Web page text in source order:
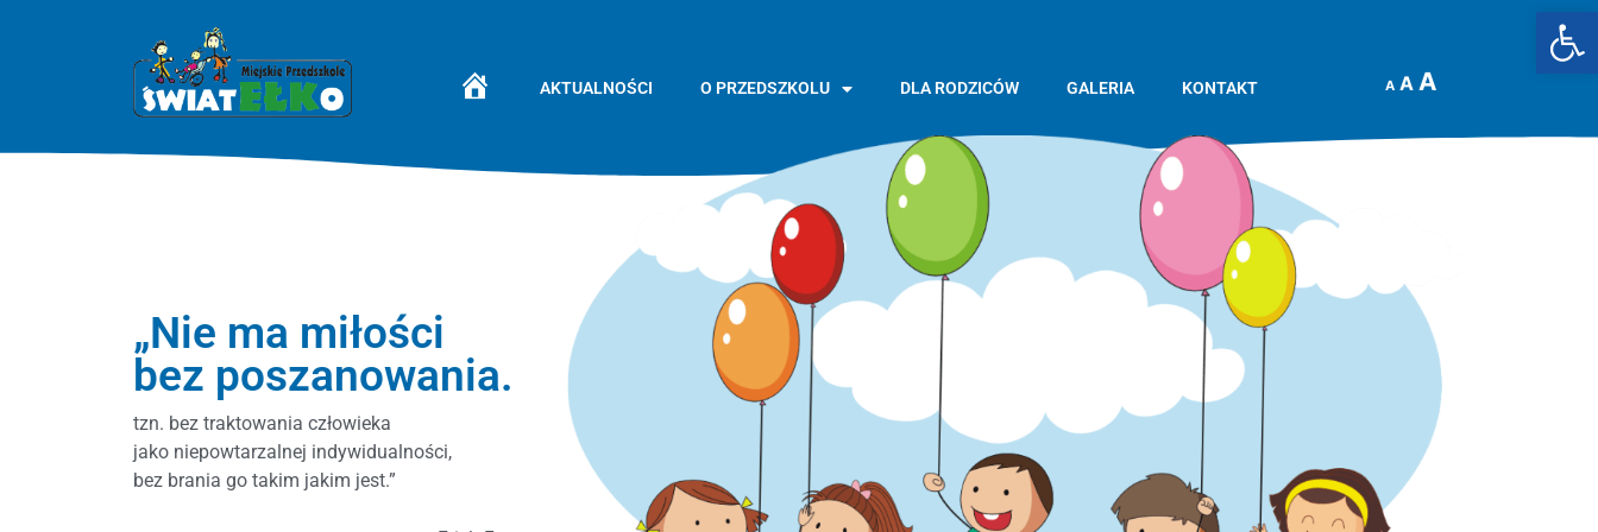
STRONA GŁÓWNA
AKTUALNOŚCI O PRZEDSZKOLU DLA RODZICÓW GALERIA KONTAKT A A A
„Nie ma miłości
bez poszanowania.
tzn. bez traktowania człowieka
jako niepowtarzalnej indywidualności,
bez brania go takim jakim jest.”